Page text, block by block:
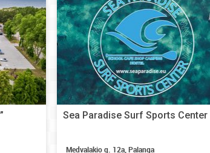
Sea Paradise Surf Sports Center
Medvalakio g. 12a, Palanga